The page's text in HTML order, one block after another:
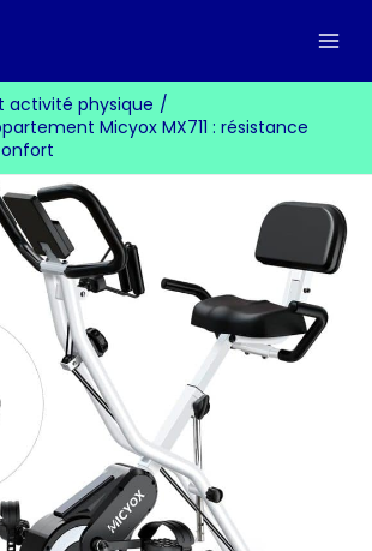
activité physique
Micyox MX711 : résistance